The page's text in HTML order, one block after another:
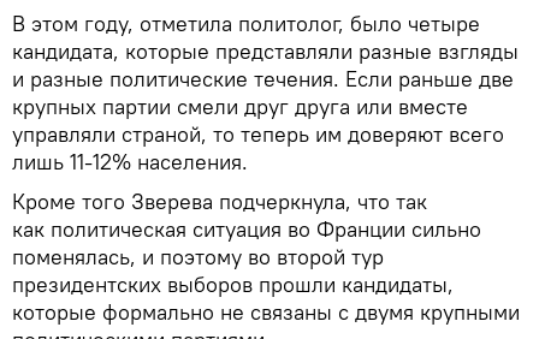
В этом году, отметила политолог, было четыре
кандидата, которые представляли разные взгляды
и разные политические течения. Если раньше две
крупных партии смели друг друга или вместе
управляли страной, то теперь им доверяют всего
лишь 11-12% населения.
Кроме того Зверева подчеркнула, что так
как политическая ситуация во Франции сильно
поменялась, и поэтому во второй тур
президентских выборов прошли кандидаты,
которые формально не связаны с двумя крупными